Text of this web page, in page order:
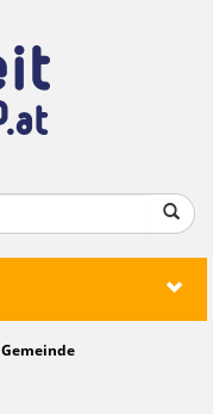
Gemeinde